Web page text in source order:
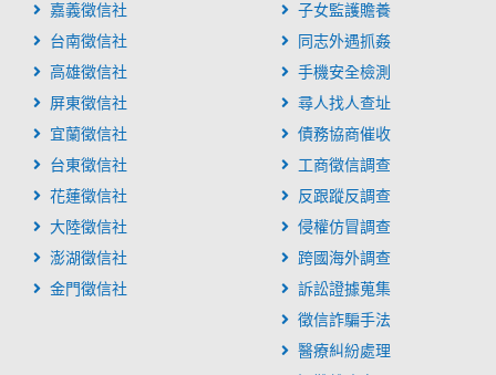
嘉義徵信社
台南徵信社
高雄徵信社
屏東徵信社
宜蘭徵信社
台東徵信社
花蓮徵信社
大陸徵信社
澎湖徵信社
金門徵信社
子女監護贍養
同志外遇抓姦
手機安全檢測
尋人找人查址
債務協商催收
工商徵信調查
反跟蹤反調查
侵權仿冒調查
跨國海外調查
訴訟證據蒐集
徵信詐騙手法
醫療糾紛處理